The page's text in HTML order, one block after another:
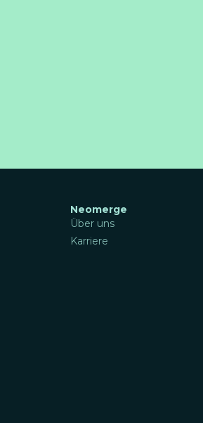
Neomerge
Über uns
Karriere